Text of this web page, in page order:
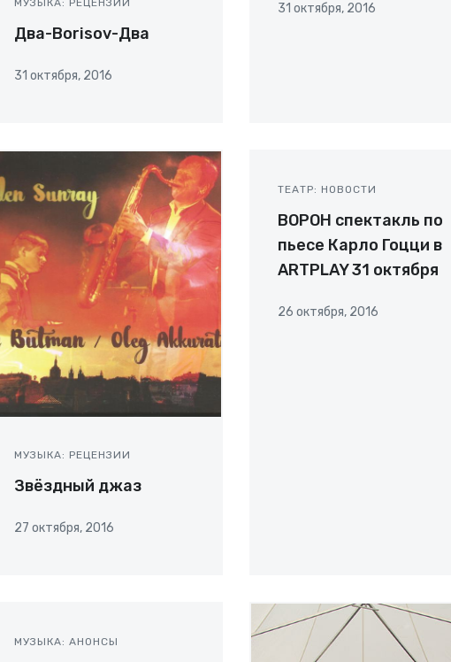
МУЗЫКА: РЕЦЕНЗИИ
Два-Borisov-Два
31 октября, 2016
31 октября, 2016
МУЗЫКА: РЕЦЕНЗИИ
Звёздный джаз
27 октября, 2016
ТЕАТР: НОВОСТИ
ВОРОН спектакль по
пьесе Карло Гоцци в
ARTPLAY 31 октября
26 октября, 2016
МУЗЫКА: АНОНСЫ